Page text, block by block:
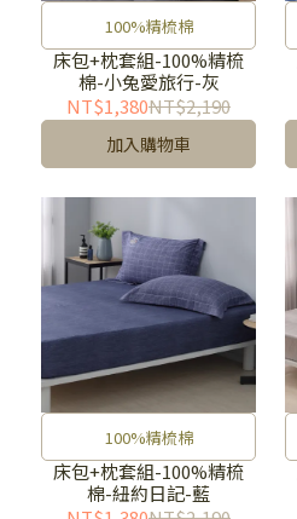
100%精梳棉
床包+枕套組-100%精梳
棉-小兔愛旅行-灰
NT$1,380NT$2,190
加入購物車
100%精梳棉
床包+枕套組-100%精梳
棉-紐約日記-藍